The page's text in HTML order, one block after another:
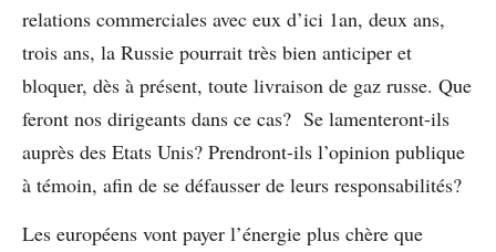
relations commerciales avec eux d’ici 1an, deux ans,
trois ans, la Russie pourrait très bien anticiper et
bloquer, dès à présent, toute livraison de gaz russe. Que
feront nos dirigeants dans ce cas? Se lamenteront-ils
auprès des Etats Unis? Prendront-ils l’opinion publique
à témoin, afin de se défausser de leurs responsabilités?
Les européens vont payer l’énergie plus chère que